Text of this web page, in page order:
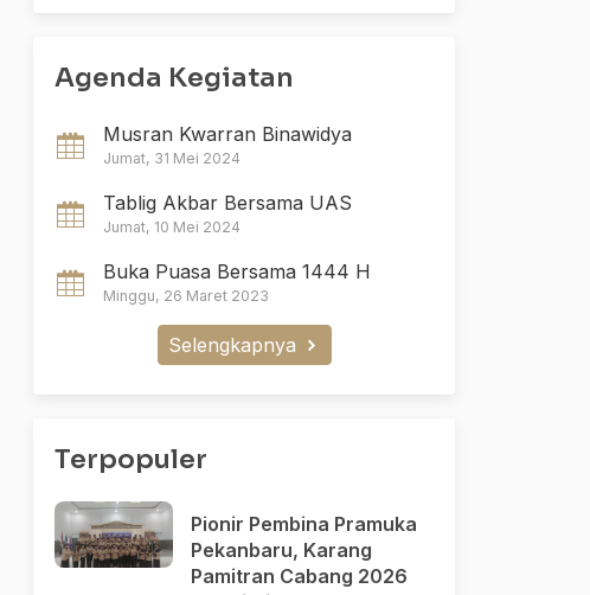
Agenda Kegiatan
Musran Kwarran Binawidya
Jumat, 31 Mei 2024
Tablig Akbar Bersama UAS
Jumat, 10 Mei 2024
Buka Puasa Bersama 1444 H
Minggu, 26 Maret 2023
Selengkapnya
Terpopuler
Pionir Pembina Pramuka
Pekanbaru, Karang
Pamitran Cabang 2026